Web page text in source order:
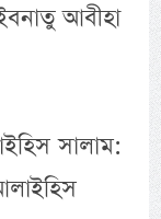
আবীহা
সালাম: